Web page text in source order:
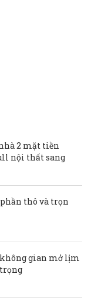
2 mặt tiền
nội thất sang
thô và trọn
gian mở lịm